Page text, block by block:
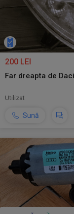
200 LEI
Far dreapta de
Utilizat
Sună